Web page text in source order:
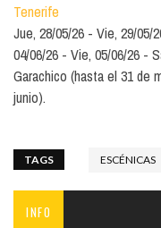
Tenerife
Jue, 28/05/26
Vie, 29/05/
04/06/26
Vie, 05/06/26
Garachico (hasta el 31 de
junio).
TAGS ESCÉNICAS
INFO